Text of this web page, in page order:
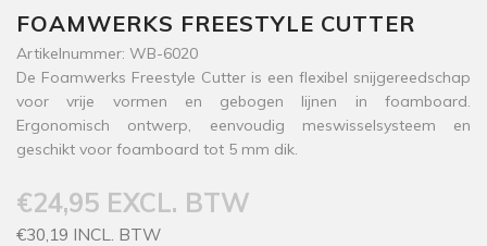
FOAMWERKS FREESTYLE CUTTER
Artikelnummer: WB-6020
De Foamwerks Freestyle Cutter is een flexibel snijgereedschap
voor vrije vormen en gebogen lijnen in foamboard.
Ergonomisch ontwerp, eenvoudig meswisselsysteem en
geschikt voor foamboard tot 5 mm dik.
€24,95 EXCL. BTW
€30,19 INCL. BTW